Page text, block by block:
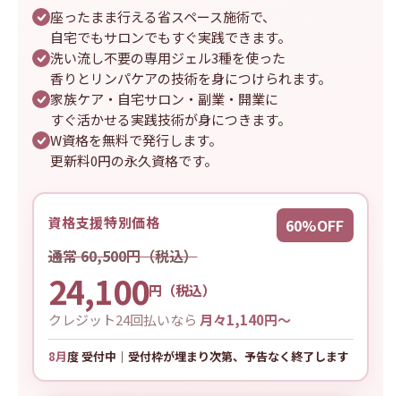
座ったまま行える省スペース施術で、
自宅でもサロンでもすぐ実践できます。
洗い流し不要の専用ジェル3種を使った
香りとリンパケアの技術を身につけられます。
家族ケア・自宅サロン・副業・開業に
すぐ活かせる実践技術が身につきます。
W資格を無料で発行します。
更新料0円の永久資格です。
60%OFF
資格支援特別価格
通常 60,500円（税込）
24,100円（税込）
クレジット24回払いなら 月々1,140円〜
8月度 受付中｜受付枠が埋まり次第、予告なく終了します